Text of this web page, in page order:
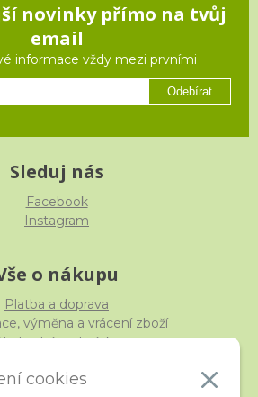
cookies
novinky přímo na tvůj
email
informace vždy mezi prvními
Odebírat
Sleduj nás
Facebook
Instagram
o nákupu
Platba a doprava
výměna a vrácení zboží
podmínky